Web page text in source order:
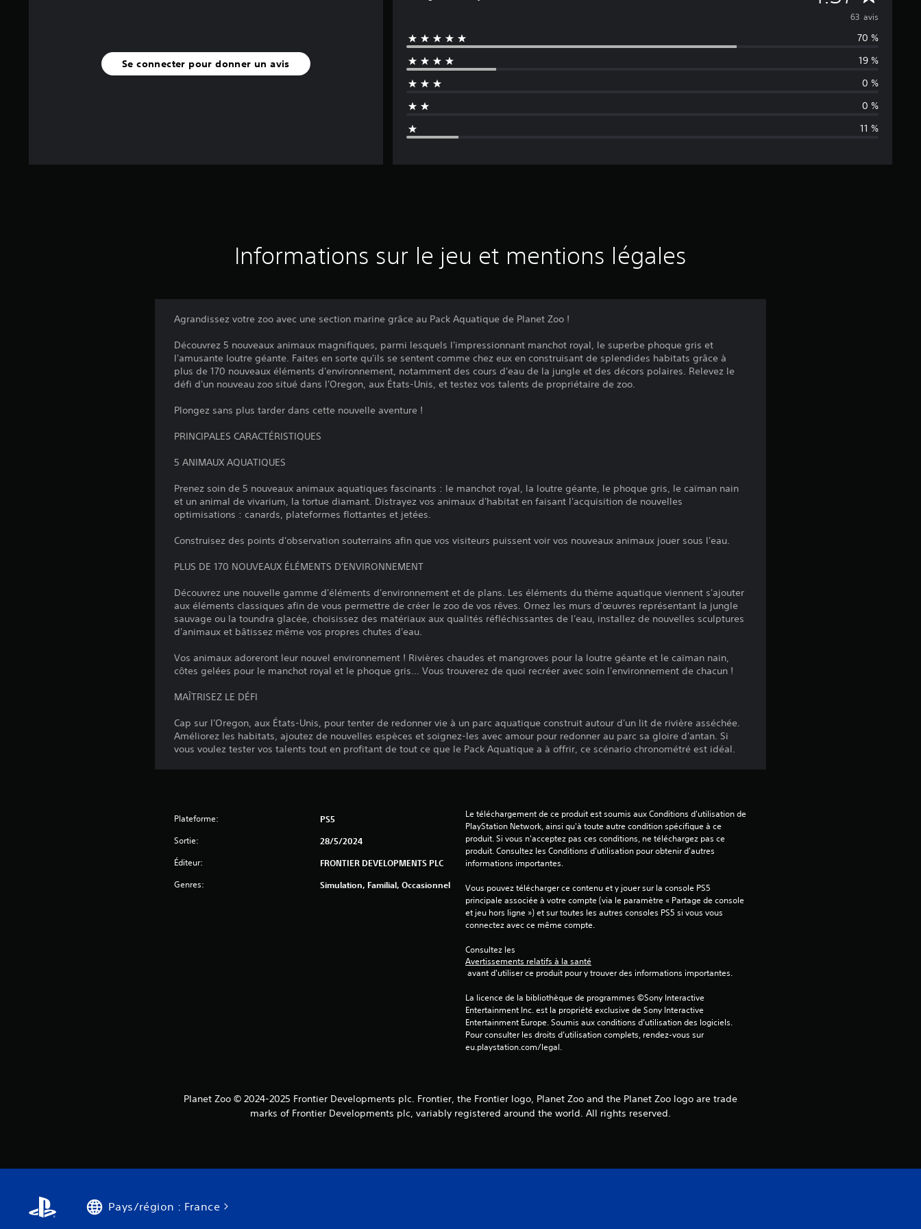
Se connecter pour donner un avis
o
y
e
n
n
e
63 avis
70 %
19 %
0 %
0 %
11 %
Informations sur le jeu et mentions légales
Agrandissez votre zoo avec une section marine grâce au Pack Aquatique de Planet Zoo !
Découvrez 5 nouveaux animaux magnifiques, parmi lesquels l'impressionnant manchot royal, le superbe phoque gris et
l'amusante loutre géante. Faites en sorte qu'ils se sentent comme chez eux en construisant de splendides habitats grâce à
plus de 170 nouveaux éléments d'environnement, notamment des cours d'eau de la jungle et des décors polaires. Relevez le
défi d'un nouveau zoo situé dans l'Oregon, aux États-Unis, et testez vos talents de propriétaire de zoo.
Plongez sans plus tarder dans cette nouvelle aventure !
PRINCIPALES CARACTÉRISTIQUES
5 ANIMAUX AQUATIQUES
Prenez soin de 5 nouveaux animaux aquatiques fascinants : le manchot royal, la loutre géante, le phoque gris, le caïman nain
et un animal de vivarium, la tortue diamant. Distrayez vos animaux d'habitat en faisant l'acquisition de nouvelles
optimisations : canards, plateformes flottantes et jetées.
Construisez des points d'observation souterrains afin que vos visiteurs puissent voir vos nouveaux animaux jouer sous l'eau.
PLUS DE 170 NOUVEAUX ÉLÉMENTS D'ENVIRONNEMENT
Découvrez une nouvelle gamme d'éléments d'environnement et de plans. Les éléments du thème aquatique viennent s'ajouter
aux éléments classiques afin de vous permettre de créer le zoo de vos rêves. Ornez les murs d'œuvres représentant la jungle
sauvage ou la toundra glacée, choisissez des matériaux aux qualités réfléchissantes de l'eau, installez de nouvelles sculptures
d'animaux et bâtissez même vos propres chutes d'eau.
Vos animaux adoreront leur nouvel environnement ! Rivières chaudes et mangroves pour la loutre géante et le caïman nain,
côtes gelées pour le manchot royal et le phoque gris... Vous trouverez de quoi recréer avec soin l'environnement de chacun !
MAÎTRISEZ LE DÉFI
Cap sur l'Oregon, aux États-Unis, pour tenter de redonner vie à un parc aquatique construit autour d'un lit de rivière asséchée.
Améliorez les habitats, ajoutez de nouvelles espèces et soignez-les avec amour pour redonner au parc sa gloire d'antan. Si
vous voulez tester vos talents tout en profitant de tout ce que le Pack Aquatique a à offrir, ce scénario chronométré est idéal.
Plateforme: PS5
Sortie: 28/5/2024
Éditeur: FRONTIER DEVELOPMENTS PLC
Genres: Simulation, Familial, Occasionnel
Le téléchargement de ce produit est soumis aux Conditions d'utilisation de
PlayStation Network, ainsi qu'à toute autre condition spécifique à ce
produit. Si vous n'acceptez pas ces conditions, ne téléchargez pas ce
produit. Consultez les Conditions d'utilisation pour obtenir d'autres
informations importantes.
Vous pouvez télécharger ce contenu et y jouer sur la console PS5
principale associée à votre compte (via le paramètre « Partage de console
et jeu hors ligne ») et sur toutes les autres consoles PS5 si vous vous
connectez avec ce même compte.
Consultez les
Avertissements relatifs à la santé
avant d'utiliser ce produit pour y trouver des informations importantes.
La licence de la bibliothèque de programmes ©Sony Interactive
Entertainment Inc. est la propriété exclusive de Sony Interactive
Entertainment Europe. Soumis aux conditions d’utilisation des logiciels.
Pour consulter les droits d’utilisation complets, rendez-vous sur
eu.playstation.com/legal.
Planet Zoo © 2024-2025 Frontier Developments plc. Frontier, the Frontier logo, Planet Zoo and the Planet Zoo logo are trade
marks of Frontier Developments plc, variably registered around the world. All rights reserved.
Pays/région : France